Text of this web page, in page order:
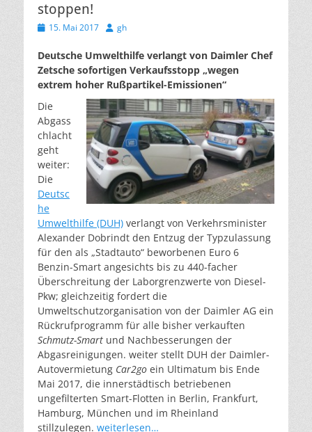
stoppen!
Veröffentlicht
15. Mai 2017 Autor
gh
Deutsche Umwelthilfe verlangt von Daimler Chef
Zetsche sofortigen Verkaufsstopp „wegen
extrem hoher Rußpartikel-Emissionen“
Die
Abgass
chlacht
geht
weiter:
Die
Deutsc
he
Umwelthilfe (DUH) verlangt von Verkehrsminister
Alexander Dobrindt den Entzug der Typzulassung
für den als „Stadtauto“ beworbenen Euro 6
Benzin-Smart angesichts bis zu 440-facher
Überschreitung der Laborgrenzwerte von Diesel-
Pkw; gleichzeitig fordert die
Umweltschutzorganisation von der Daimler AG ein
Rückrufprogramm für alle bisher verkauften
Schmutz-Smart und Nachbesserungen der
Abgasreinigungen. weiter stellt DUH der Daimler-
Autovermietung Car2go ein Ultimatum bis Ende
Mai 2017, die innerstädtisch betriebenen
ungefilterten Smart-Flotten in Berlin, Frankfurt,
Hamburg, München und im Rheinland
stillzulegen. weiterlesen…